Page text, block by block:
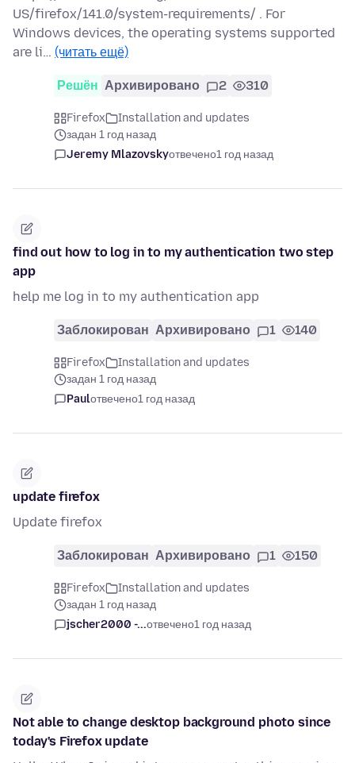
US/firefox/141.0/system-requirements/ . For
Windows devices, the operating systems supported
are li… (читать ещё)
Решён Архивировано 2 310
Firefox
Installation and updates
задан 1 год назад
Jeremy Mlazovskyотвечено1 год назад
find out how to log in to my authentication two step
app
help me log in to my authentication app
Заблокирован Архивировано 1 140
Firefox
Installation and updates
задан 1 год назад
Paulотвечено1 год назад
update firefox
Update firefox
Заблокирован Архивировано 1 150
Firefox
Installation and updates
задан 1 год назад
jscher2000 -...отвечено1 год назад
Not able to change desktop background photo since
today's Firefox update